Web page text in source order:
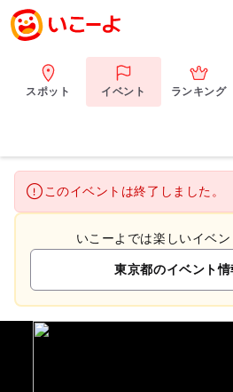
スポット イベント ランキング
このイベントは終了しました。
いこーよでは楽しいイベン
東京都のイベント情